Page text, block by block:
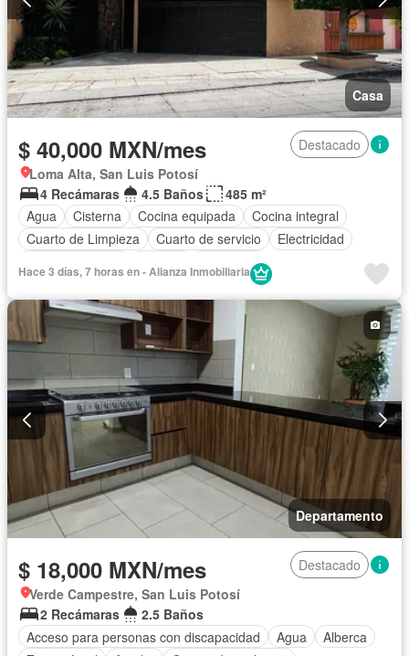
Casa
$ 40,000 MXN/mes
Destacado
Loma Alta, San Luis Potosí
4 Recámaras
4.5 Baños
485 m²
Agua
Cisterna Cocina equipada
Cocina integral
Cuarto de Limpieza
Cuarto de servicio
Electricidad
Despacho
Sala polivalente
Zonas verdes
Sin amueblar
Hace 3 días, 7 horas en - Alianza Inmobiliaria
Departamento
$ 18,000 MXN/mes
Destacado
Verde Campestre, San Luis Potosí
2 Recámaras
2.5 Baños
Acceso para personas con discapacidad
Agua
Alberca